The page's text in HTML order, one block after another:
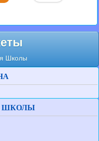
Школы
ШКОЛЫ